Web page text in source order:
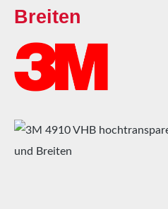
Breiten
Bildergalerie überspringen